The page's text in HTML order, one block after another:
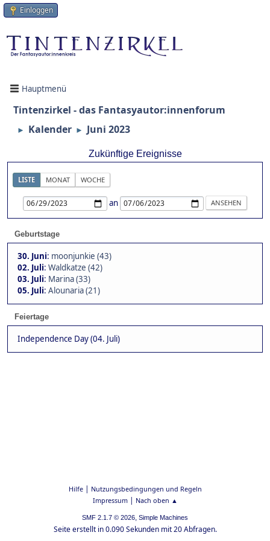
Einloggen
Hauptmenü
Tintenzirkel - das Fantasyautor:innenforum
► Kalender ► Juni 2023
Zukünftige Ereignisse
LISTE MONAT WOCHE
an
Geburtstage
30. Juni: moonjunkie (43)
02. Juli: Waldkatze (42)
03. Juli: Marina (33)
05. Juli: Alounaria (21)
Feiertage
Independence Day (04. Juli)
Hilfe| Nutzungsbedingungen und Regeln
Impressum| Nach oben ▲
SMF 2.1.7 © 2026, Simple Machines
Seite erstellt in 0.090 Sekunden mit 20 Abfragen.